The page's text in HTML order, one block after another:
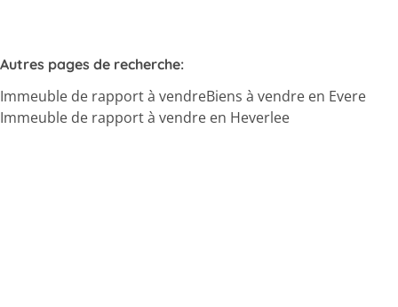
Max. budget
Autres pages de recherche:
Immeuble de rapport à vendreBiens à vendre en Evere
Immeuble de rapport à vendre en Heverlee